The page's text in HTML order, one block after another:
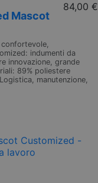
Mascot
84,00 €
confortevole,
indumenti da
innovazione, grande
89% poliestere
manutenzione,